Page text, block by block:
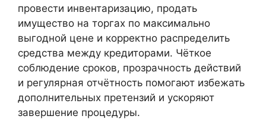
провести инвентаризацию, продать
имущество на торгах по максимально
выгодной цене и корректно распределить
средства между кредиторами. Чёткое
соблюдение сроков, прозрачность действий
и регулярная отчётность помогают избежать
дополнительных претензий и ускоряют
завершение процедуры.